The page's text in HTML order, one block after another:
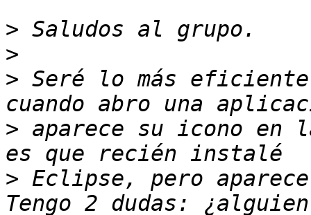
>
>
> Seré lo más
> aparece su icono en
> Eclipse, pero